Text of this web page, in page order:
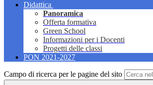
Didattica
Panoramica
Offerta formativa
Green School
Informazioni per i Docenti
Progetti delle classi
PON 2021-2027
Campo di ricerca per le pagine del sito